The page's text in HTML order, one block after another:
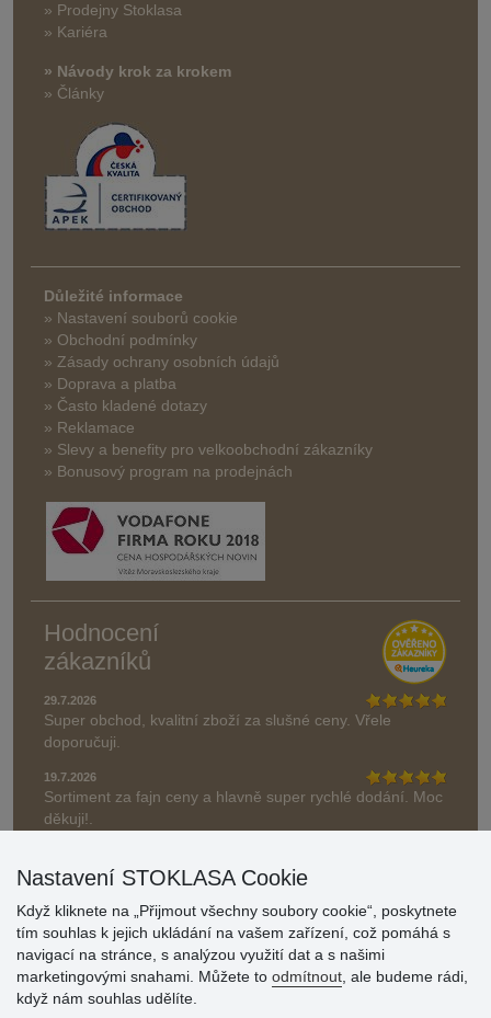
» Prodejny Stoklasa
» Kariéra
» Návody krok za krokem
» Články
Důležité informace
» Nastavení souborů cookie
» Obchodní podmínky
» Zásady ochrany osobních údajů
» Doprava a platba
» Často kladené dotazy
» Reklamace
» Slevy a benefity pro velkoobchodní zákazníky
» Bonusový program na prodejnách
Hodnocení
zákazníků
29.7.2026
Super obchod, kvalitní zboží za slušné ceny. Vřele
doporučuji.
19.7.2026
Sortiment za fajn ceny a hlavně super rychlé dodání. Moc
děkuji!.
» Aktuálně 19084 recenzí
Nastavení STOKLASA Cookie
Když kliknete na „Přijmout všechny soubory cookie“, poskytnete
tím souhlas k jejich ukládání na vašem zařízení, což pomáhá s
navigací na stránce, s analýzou využití dat a s našimi
marketingovými snahami. Můžete to odmítnout , ale budeme rádi,
když nám souhlas udělíte.